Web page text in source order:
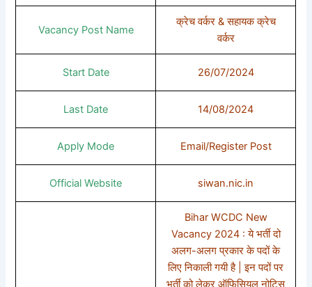
Vacancy Post Name
क्रेच वर्कर & सहायक क्रेच
वर्कर
Start Date 26/07/2024
Last Date 14/08/2024
Apply Mode Email/Register Post
Official Website siwan.nic.in
Bihar WCDC New
Vacancy 2024 : ये भर्ती दो
अलग-अलग प्रकार के पदों के
लिए निकाली गयी है | इन पदों पर
भर्ती को लेकर ऑफिसियल नोटिस